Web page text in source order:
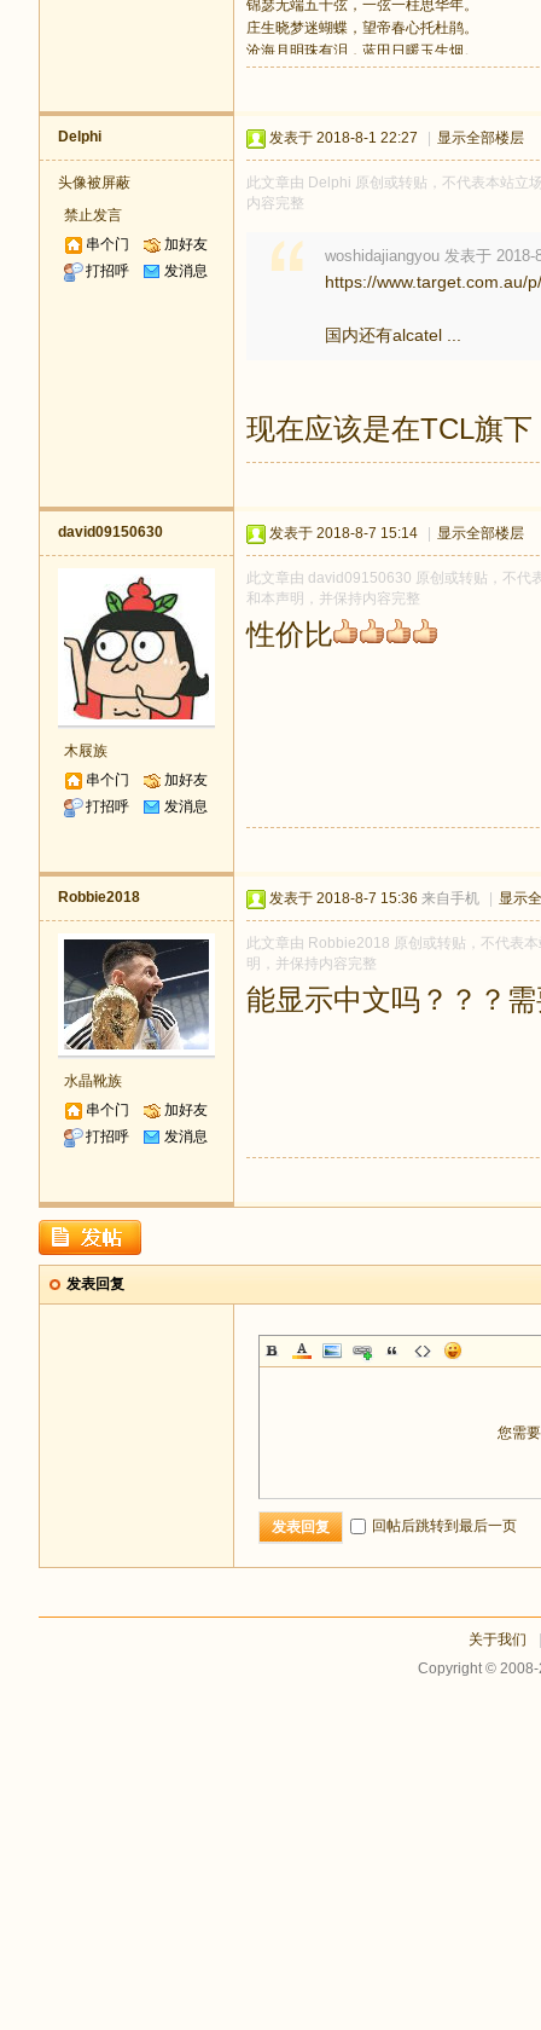
锦瑟无端五十弦，一弦一柱思华年。
庄生晓梦迷蝴蝶，望帝春心托杜鹃。
沧海月明珠有泪，蓝田日暖玉生烟。
Delphi
头像被屏蔽
禁止发言
串个门
加好友
打招呼
发消息
发表于 2018-8-1 22:27 显示全部楼层
此文章由 Delphi 原创或转贴，不代表本站立
内容完整
woshidajiangyou 发表于 2018-
https://www.target.com.au/
国内还有alcatel ...
现在应该是在TCL旗下
david09150630
木屐族
串个门
加好友
打招呼
发消息
发表于 2018-8-7 15:14 显示全部楼层
此文章由 david09150630 原创或转贴，不代
和本声明，并保持内容完整
性价比
Robbie2018
水晶靴族
串个门
加好友
打招呼
发消息
发表于 2018-8-7 15:36 来自手机 显示
此文章由 Robbie2018 原创或转贴，不代表
明，并保持内容完整
能显示中文吗？？？
发表回复
您需
发表回复 回帖后跳转到最后一页
关于我们
Copyright ©